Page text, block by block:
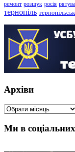
ремонт розшук росія
тернопіль
Архіви
Архіви
Ми в